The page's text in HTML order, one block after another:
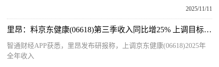
2025/11/11
里昂：料京东健康(06618)第三季收入同比增25% 上调目标价至66港元-新视野
智通财经APP获悉，里昂发布研报称，上调京东健康(06618)2025年
全年收入